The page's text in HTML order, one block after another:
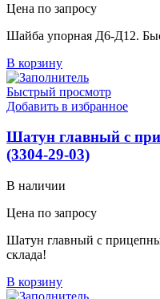
Цена по запросу
Шайба упорная Д6-Д12.
В корзину
Быстрый просмотр
Добавить в избранное
Шатун главный с
(3304-29-03)
В наличии
Цена по запросу
Шатун главный с
склада!
В корзину